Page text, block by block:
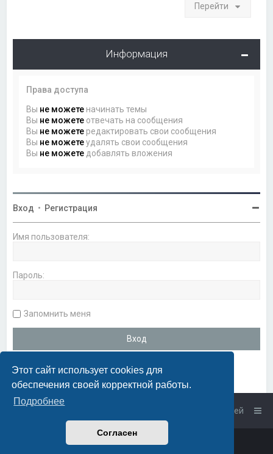
Этот сайт использует cookies для
обеспечения своей корректной работы.
Подробнее
Согласен
Перейти
Информация
Права доступа
Вы не можете начинать темы
Вы не можете отвечать на сообщения
Вы не можете редактировать свои сообщения
Вы не можетеудалять свои сообщения
Вы не можете добавлять вложения
Вход • Регистрация
Имя пользователя:
Пароль:
Запомнить меня
Связаться с администрацией
phpBB
PlanetStyles